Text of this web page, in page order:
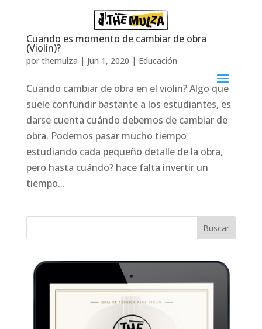
Cuando es momento de cambiar de obra
(Violin)?
por themulza | Jun 1, 2020 | Educación
Cuando cambiar de obra en el violin? Algo que
suele confundir bastante a los estudiantes, es
darse cuenta cuándo debemos de cambiar de
obra. Podemos pasar mucho tiempo
estudiando cada pequeño detalle de la obra,
pero hasta cuándo? hace falta invertir un
tiempo...
Buscar